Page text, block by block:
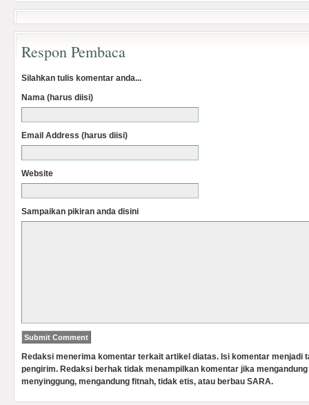
Respon Pembaca
Silahkan tulis komentar anda...
Nama (harus diisi)
Email Address (harus diisi)
Website
Sampaikan pikiran anda disini
Redaksi menerima komentar terkait artikel diatas. Isi komentar menjadi
pengirim. Redaksi berhak tidak menampilkan komentar jika
menyinggung, mengandung fitnah, tidak etis, atau berbau SARA.